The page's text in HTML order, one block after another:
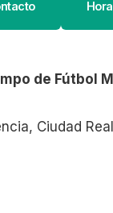
de Fútbol
Ciudad Real